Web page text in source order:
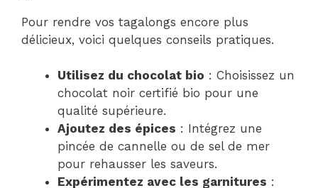
Pour rendre vos tagalongs encore plus
délicieux, voici quelques conseils pratiques.
Utilisez du chocolat bio : Choisissez un
chocolat noir certifié bio pour une
qualité supérieure.
Ajoutez des épices : Intégrez une
pincée de cannelle ou de sel de mer
pour rehausser les saveurs.
Expérimentez avec les garnitures :